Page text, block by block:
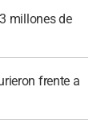
millones de
frente a